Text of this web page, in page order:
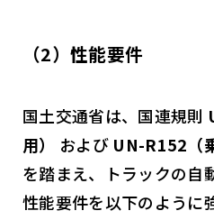
（2）性能要件
国土交通省は、国連規則
用）
および UN-R152（
を踏まえ、トラックの自
性能要件を以下のように